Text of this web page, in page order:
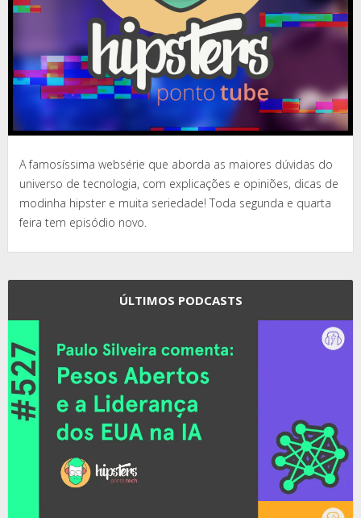
A famosíssima websérie que aborda as maiores dúvidas do
universo de tecnologia, com explicações e opiniões, dicas de
modinha hipster e muita seriedade! Toda segunda e quarta
feira tem episódio novo.
ÚLTIMOS PODCASTS